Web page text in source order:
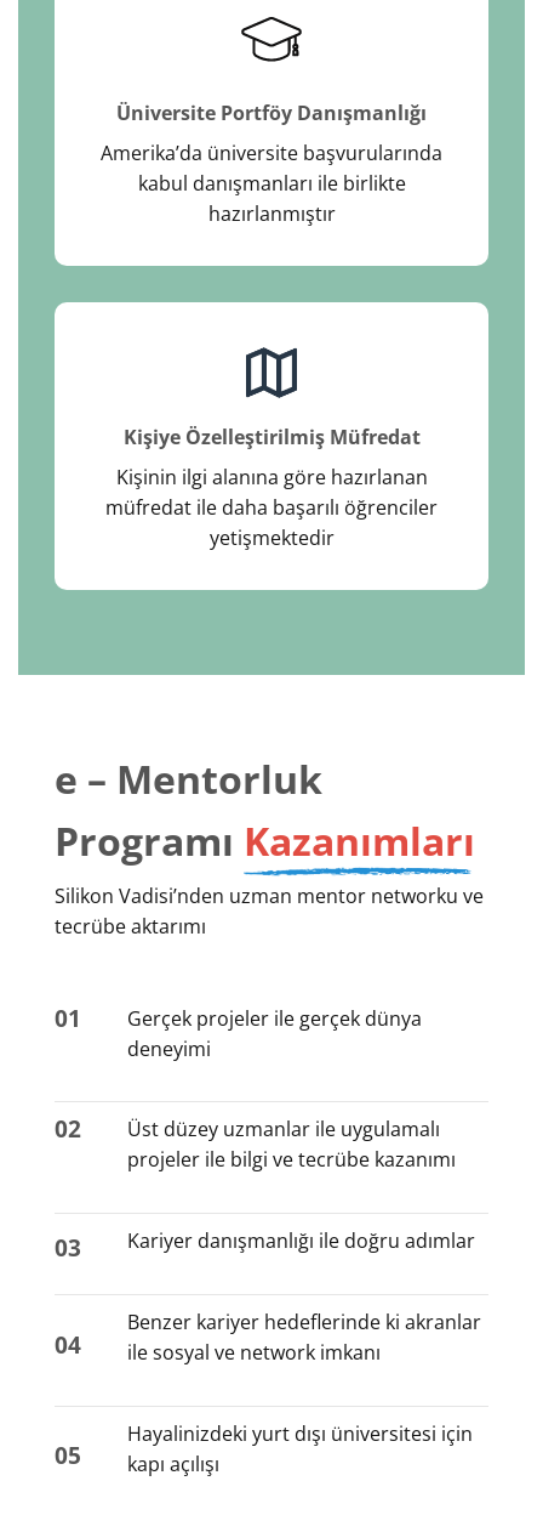
Üniversite Portföy Danışmanlığı
Amerika’da üniversite başvurularında
kabul danışmanları ile birlikte
hazırlanmıştır
Kişiye Özelleştirilmiş Müfredat
Kişinin ilgi alanına göre hazırlanan
müfredat ile daha başarılı öğrenciler
yetişmektedir
e – Mentorluk
Programı Kazanımları
Silikon Vadisi’nden uzman mentor networku ve
tecrübe aktarımı
01
Gerçek projeler ile gerçek dünya
deneyimi
02
Üst düzey uzmanlar ile uygulamalı
projeler ile bilgi ve tecrübe kazanımı
03 Kariyer danışmanlığı ile doğru adımlar
04
Benzer kariyer hedeflerinde ki akranlar
ile sosyal ve network imkanı
05
Hayalinizdeki yurt dışı üniversitesi için
kapı açılışı